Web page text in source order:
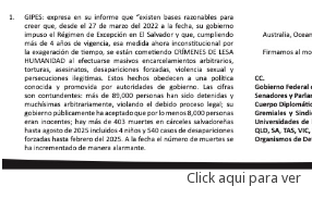
Click aqui para ver